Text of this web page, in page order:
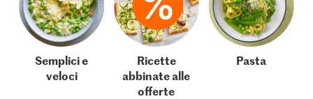
Semplici e
veloci
Ricette
abbinate alle
offerte
Pasta